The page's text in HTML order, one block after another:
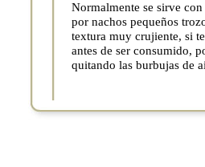
Normalmente se sirve
por nachos pequeños
textura muy crujiente, si
antes de ser consumido,
quitando las burbujas de